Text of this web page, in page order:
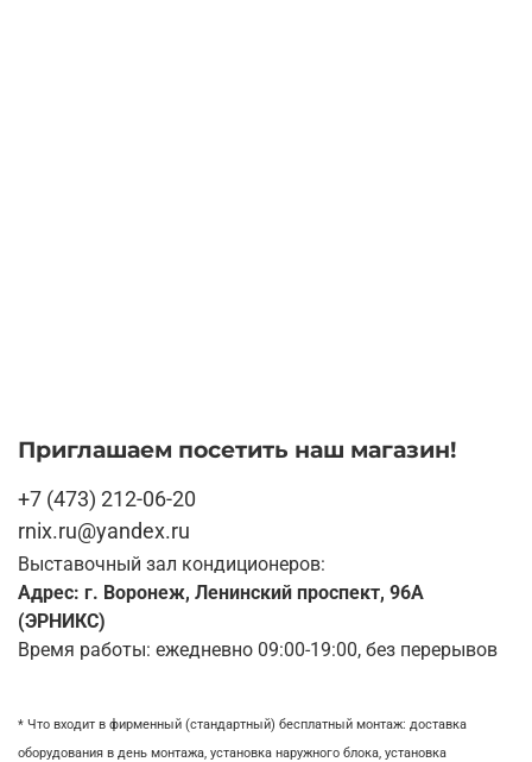
Приглашаем посетить наш магазин!
+7 (473) 212-06-20
rnix.ru@yandex.ru
Выставочный зал кондиционеров:
Адрес: г. Воронеж, Ленинский проспект, 96А
(ЭРНИКС)
Время работы: ежедневно 09:00-19:00, без перерывов
* Что входит в фирменный (стандартный) бесплатный монтаж: доставка
оборудования в день монтажа, установка наружного блока, установка